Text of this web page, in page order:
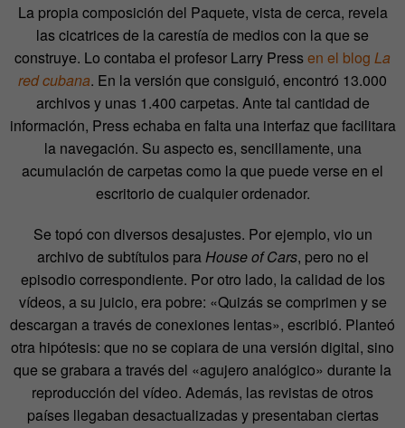
La propia composición del Paquete, vista de cerca, revela
las cicatrices de la carestía de medios con la que se
construye. Lo contaba el profesor Larry Pressen el blog La
red cubana. En la versión que consiguió, encontró 13.000
archivos y unas 1.400 carpetas. Ante tal cantidad de
información, Press echaba en falta una interfaz que facilitara
la navegación. Su aspecto es, sencillamente, una
acumulación de carpetas como la que puede verse en el
escritorio de cualquier ordenador.
Se topó con diversos desajustes. Por ejemplo, vio un
archivo de subtítulos paraHouse of Cars, pero no el
episodio correspondiente. Por otro lado, la calidad de los
vídeos, a su juicio, era pobre: «Quizás se comprimen y se
descargan a través de conexiones lentas», escribió. Planteó
otra hipótesis: que no se copiara de una versión digital, sino
que se grabara a través del «agujero analógico» durante la
reproducción del vídeo. Además, las revistas de otros
países llegaban desactualizadas y presentaban ciertas